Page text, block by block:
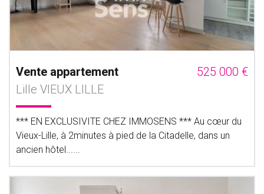
Vente appartement
525 000 €
Lille VIEUX LILLE
*** EN EXCLUSIVITE CHEZ IMMOSENS *** Au cœur du
Vieux-Lille, à 2minutes à pied de la Citadelle, dans un
ancien hôtel......